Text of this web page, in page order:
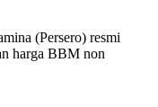
(Persero) resmi
harga BBM non